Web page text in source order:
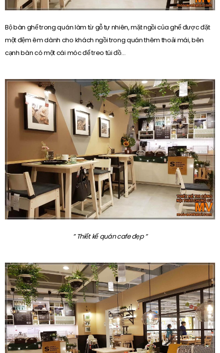
Bộ bàn ghế trong quán làm từ gỗ tự nhiên, mặt ngồi của ghế được đặt
một đệm êm dành cho khách ngồi trong quán thêm thoải mái, bên
cạnh bàn có một cái móc để treo túi đồ…
” Thiết kế quán cafe đẹp ”